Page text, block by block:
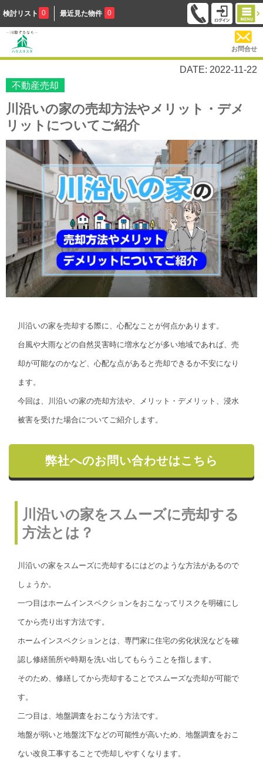
検討リスト 0 最近見た物件 0
お問合せ
DATE: 2022-11-22
不動産売却
川沿いの家の売却方法やメリット・デメ
リットについてご紹介
川沿いの家を売却する際に、心配なことが何点かあります。
台風や大雨などの自然災害時に増水などが多い地域であれば、売
却が可能なのかなど、心配な点があると売却できるか不安になり
ます。
今回は、川沿いの家の売却方法や、メリット・デメリット、浸水
被害を受けた場合についてご紹介します。
弊社へのお問い合わせはこちら
川沿いの家をスムーズに売却する
方法とは？
川沿いの家をスムーズに売却するにはどのような方法があるので
しょうか。
一つ目はホームインスペクションをおこなってリスクを明確にし
てから売り出す方法です。
ホームインスペクションとは、専門家に住宅の劣化状況などを確
認し修繕箇所や時期を洗い出してもらうことを指します。
そのため、修繕してから売却することでスムーズな売却が可能で
す。
二つ目は、地盤調査をおこなう方法です。
地盤が弱いと地盤沈下などの可能性が高いため、地盤調査をおこ
ない改良工事することで売却しやすくなります。